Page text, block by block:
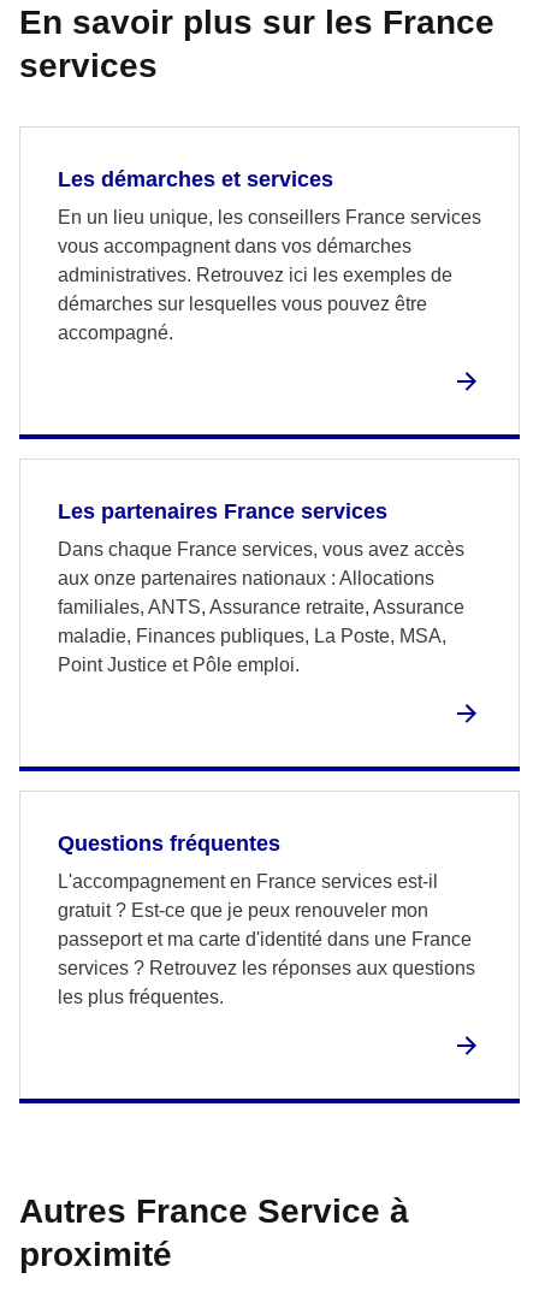
En savoir plus sur les France
services
Les démarches et services
En un lieu unique, les conseillers France services
vous accompagnent dans vos démarches
administratives. Retrouvez ici les exemples de
démarches sur lesquelles vous pouvez être
accompagné.
Les partenaires France services
Dans chaque France services, vous avez accès
aux onze partenaires nationaux : Allocations
familiales, ANTS, Assurance retraite, Assurance
maladie, Finances publiques, La Poste, MSA,
Point Justice et Pôle emploi.
Questions fréquentes
L'accompagnement en France services est-il
gratuit ? Est-ce que je peux renouveler mon
passeport et ma carte d'identité dans une France
services ? Retrouvez les réponses aux questions
les plus fréquentes.
Autres France Service à
proximité